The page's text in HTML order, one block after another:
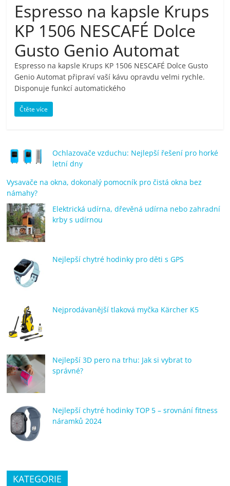
pračky,
televize,
notebooky,
mobilní
kávovary,
bazény
Nejlepší
elektronika
porovnání
OK,
recenze,
pračky,
notebooky,
mobilní
telefony,
bazény
Espresso na kapsle Krups
KP 1506 NESCAFÉ Dolce
Gusto Genio Automat
Espresso na kapsle Krups KP 1506 NESCAFÉ Dolce Gusto
Genio Automat připraví vaší kávu opravdu velmi rychle.
Disponuje funkcí automatického
Čtěte více
Ochlazovače vzduchu: Nejlepší řešení pro horké
letní dny
Vysavače na okna, dokonalý pomocník pro čistá okna bez
námahy?
Elektrická udírna, dřevěná udírna nebo zahradní
krby s udírnou
Nejlepší chytré hodinky pro děti s GPS
Nejprodávanější tlaková myčka Kärcher K5
Nejlepší 3D pero na trhu: Jak si vybrat to
správné?
Nejlepší chytré hodinky TOP 5 – srovnání fitness
náramků 2024
KATEGORIE